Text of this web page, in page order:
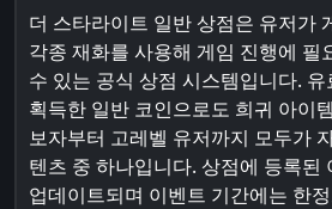
더 스타라이트 일반 상점은 유저가
각종 재화를 사용해 게임 진행에 필
수 있는 공식 상점 시스템입니다.
획득한 일반 코인으로도 희귀 아이
보자부터 고레벨 유저까지 모두가
텐츠 중 하나입니다. 상점에 등록된
업데이트되며 이벤트 기간에는 한